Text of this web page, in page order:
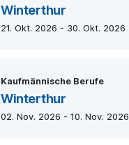
Winterthur
21. Okt. 2026 - 30. Okt. 2026
Kaufmännische Berufe
Winterthur
02. Nov. 2026 - 10. Nov. 2026